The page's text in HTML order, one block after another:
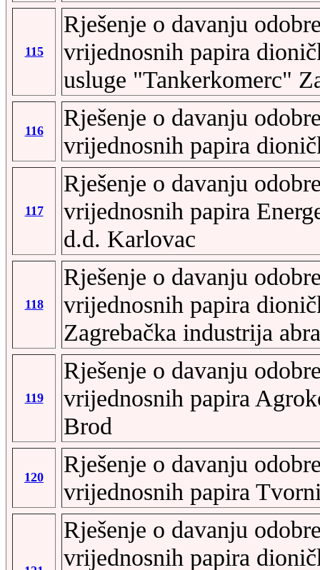
115
Rješenje o davanju
vrijednosnih papira
usluge "Tankerkomerc"
116
Rješenje o davanju
vrijednosnih papira
117
Rješenje o davanju
vrijednosnih papira
d.d. Karlovac
118
Rješenje o davanju
vrijednosnih papira
Zagrebačka industrija
119
Rješenje o davanju
vrijednosnih papira
Brod
120
Rješenje o davanju
vrijednosnih papira
Rješenje o davanju
vrijednosnih papira